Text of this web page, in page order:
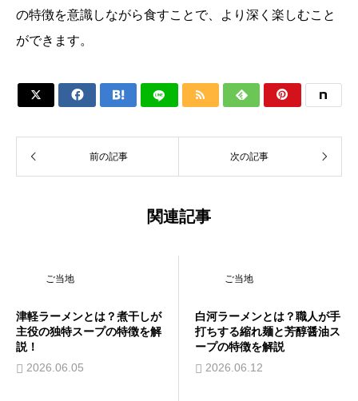
の特徴を意識しながら食すことで、より深く楽しむこと
ができます。
     
前の記事 次の記事
関連記事
ご当地
津軽ラーメンとは？煮干しが
主役の独特スープの特徴を解
説！
2026.06.05
ご当地
白河ラーメンとは？職人が手
打ちする縮れ麺と芳醇醤油ス
ープの特徴を解説
2026.06.12